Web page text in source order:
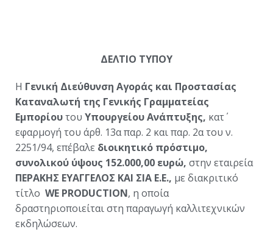
ΔΕΛΤΙΟ ΤΥΠΟΥ
Η Γενική Διεύθυνση Αγοράς και Προστασίας
Καταναλωτή της Γενικής Γραμματείας
Εμπορίουτου Υπουργείου Ανάπτυξης, κατ΄
εφαρμογή του άρθ. 13α παρ. 2 και παρ. 2α του ν.
2251/94, επέβαλε διοικητικό πρόστιμο,
συνολικού ύψους 152.000,00 ευρώ, στην εταιρεία
ΠΕΡΑΚΗΣ ΕΥΑΓΓΕΛΟΣ ΚΑΙ ΣΙΑ E.Ε., με διακριτικό
τίτλο WE PRODUCTION, η οποία
δραστηριοποιείται στη παραγωγή καλλιτεχνικών
εκδηλώσεων.